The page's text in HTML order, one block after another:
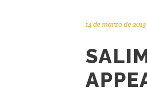
14 de marzo de 2013